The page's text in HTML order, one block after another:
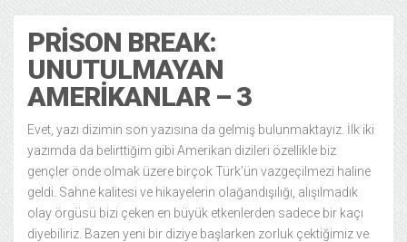
PRISON BREAK:
UNUTULMAYAN
AMERIKANLAR – 3
Evet, yazı dizimin son yazısına da gelmiş bulunmaktayız. İlk iki
yazımda da belirttiğim gibi Amerikan dizileri özellikle biz
gençler önde olmak üzere birçok Türk’ün vazgeçilmezi haline
geldi. Sahne kalitesi ve hikayelerin olağandışılığı, alışılmadık
olay örgüsü bizi çeken en büyük etkenlerden sadece bir kaçı
diyebiliriz. Bazen yeni bir diziye başlarken zorluk çektiğimiz ve